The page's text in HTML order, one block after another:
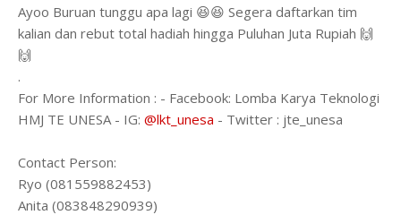
Ayoo Buruan tunggu apa lagi 😆😆 Segera daftarkan tim
kalian dan rebut total hadiah hingga Puluhan Juta Rupiah 🙌
🙌
.
For More Information : - Facebook: Lomba Karya Teknologi
HMJ TE UNESA - IG: @lkt_unesa - Twitter : jte_unesa
Contact Person:
Ryo (081559882453)
Anita (083848290939)